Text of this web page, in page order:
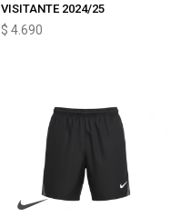
VISITANTE 2024/25
$ 4.690